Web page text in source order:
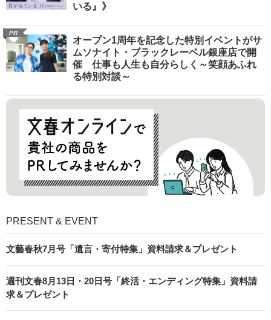
いる』》
PR
オープン1周年を記念した特別イベントがサ
ムソナイト・ブラックレーベル銀座店で開
催 仕事も人生も自分らしく～笑顔あふれ
る特別対談～
PRESENT & EVENT
文藝春秋7月号「遺言・寄付特集」資料請求＆プレゼント
週刊文春8月13日・20日号「終活・エンディング特集」資料請
求＆プレゼント